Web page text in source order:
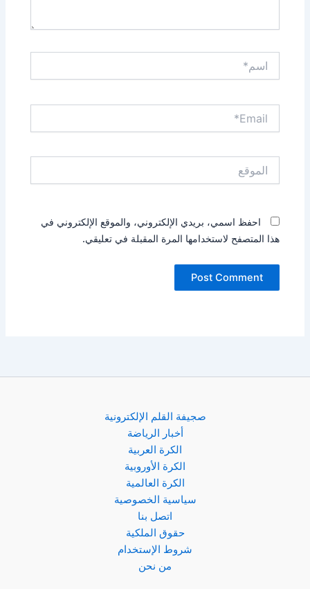
احفظ اسمي، بريدي الإلكتروني، والموقع الإلكتروني في
هذا المتصفح لاستخدامها المرة المقبلة في تعليقي.
صجيفة القلم الإلكترونية
أخبار الرياضة
الكرة العربية
الكرة الأوروبية
الكرة العالمية
سياسية الخصوصية
اتصل بنا
حقوق الملكية
شروط الإستخدام
من نحن